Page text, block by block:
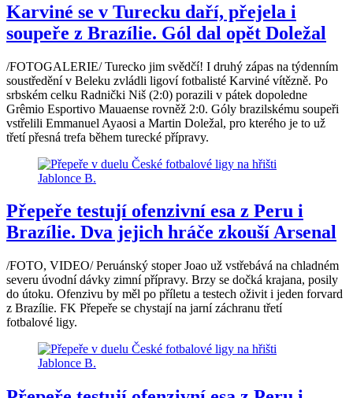
Karviné se v Turecku daří, přejela i
soupeře z Brazílie. Gól dal opět Doležal
/FOTOGALERIE/ Turecko jim svědčí! I druhý zápas na týdenním
soustředění v Beleku zvládli ligoví fotbalisté Karviné vítězně. Po
srbském celku Radnički Niš (2:0) porazili v pátek dopoledne
Grêmio Esportivo Mauaense rovněž 2:0. Góly brazilskému soupeři
vstřelili Emmanuel Ayaosi a Martin Doležal, pro kterého je to už
třetí přesná trefa během turecké přípravy.
Přepeře testují ofenzivní esa z Peru i
Brazílie. Dva jejich hráče zkouší Arsenal
/FOTO, VIDEO/ Peruánský stoper Joao už vstřebává na chladném
severu úvodní dávky zimní přípravy. Brzy se dočká krajana, posily
do útoku. Ofenzivu by měl po příletu a testech oživit i jeden forvard
z Brazílie. FK Přepeře se chystají na jarní záchranu třetí
fotbalové ligy.